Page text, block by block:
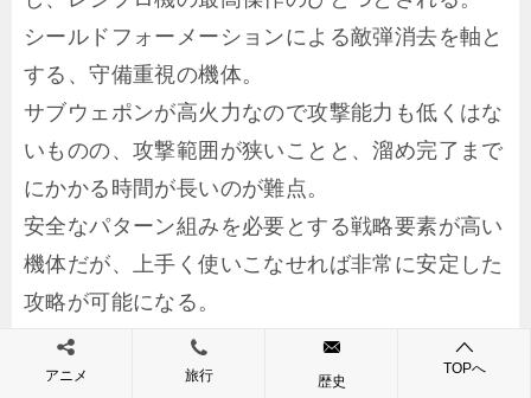
シールドフォーメーションによる敵弾消去を軸と
する、守備重視の機体。
サブウェポンが高火力なので攻撃能力も低くはな
いものの、攻撃範囲が狭いことと、溜め完了まで
にかかる時間が長いのが難点。
安全なパターン組みを必要とする戦略要素が高い
機体だが、上手く使いこなせれば非常に安定した
攻略が可能になる。
・スピットファイア（英）
アニメ 旅行 歴史
TOPへ